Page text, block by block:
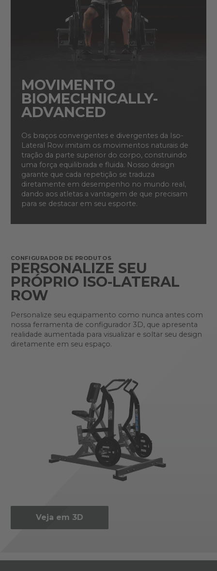
MOVIMENTO
BIOMECHNICALLY-
ADVANCED
Os braços convergentes e divergentes da Iso-
Lateral Row imitam os movimentos naturais de
tração da parte superior do corpo, construindo
uma força equilibrada e fluida. Nosso design
garante que cada repetição se traduza
diretamente em desempenho no mundo real,
dando aos atletas a vantagem de que precisam
para se destacar em seu esporte.
CONFIGURADOR DE PRODUTOS
PERSONALIZE SEU
PRÓPRIO ISO-LATERAL
ROW
Personalize seu equipamento como nunca antes com
nossa ferramenta de configurador 3D, que apresenta
realidade aumentada para visualizar e soltar seu design
diretamente em seu espaço.
Veja em 3D